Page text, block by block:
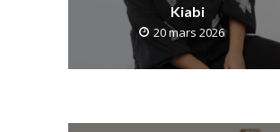
Kiabi
20 mars 2026